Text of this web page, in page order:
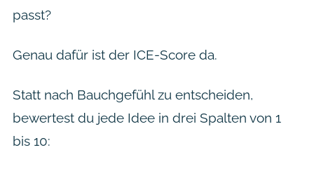
passt?
Genau dafür ist der ICE-Score da.
Statt nach Bauchgefühl zu entscheiden,
bewertest du jede Idee in drei Spalten von 1
bis 10: